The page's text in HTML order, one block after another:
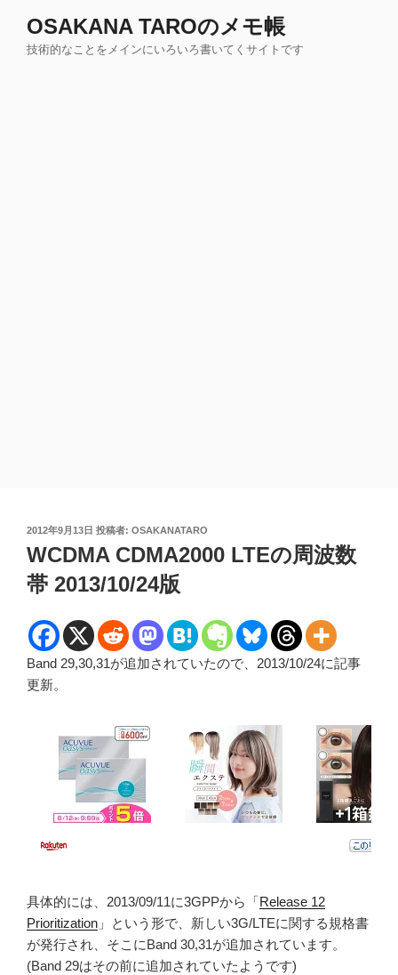
OSAKANA TAROのメモ帳
技術的なことをメインにいろいろ書いてくサイトです
投
稿
日:
2012年9月13日 投稿者: OSAKANATARO
WCDMA CDMA2000 LTEの周波数
帯 2013/10/24版
Band 29,30,31が追加されていたので、2013/10/24に記事
更新。
具体的には、2013/09/11に3GPPから「Release 12
Prioritization 」という形で、新しい3G/LTEに関する規格書
が発行され、そこにBand 30,31が追加されています。
(Band 29はその前に追加されていたようです)